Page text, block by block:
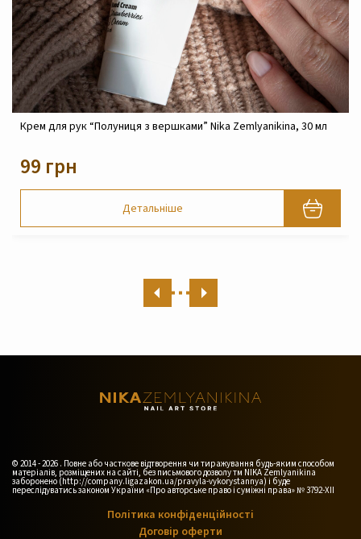
Крем для рук “Полуниця з вершками” Nika Zemlyanikina, 30 мл
99 грн
Детальніше
© 2014 - 2026 . Повне або часткове відтворення чи тиражування будь-яким способом
матеріалів, розміщених на сайті, без письмового дозволу тм NIKA Zemlyanikina
заборонено (http://company.ligazakon.ua/pravyla-vykorystannya) і буде
переслідуватись законом України «Про авторське право і суміжні права» № 3792-XII
Політика конфіденційності
Договір оферти